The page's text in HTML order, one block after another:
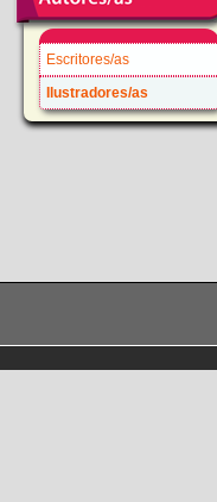
Escritores/as
Ilustradores/as